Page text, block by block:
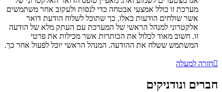
מערכת זו כולל אמצעי אבטחה כדי לנסות ולעקוב אחר משתמשים
אשר שולחים הודעות כאלו, כך שתוכל לשלוח הודעת דואר
אלקטרוני למנהל הראשי של המערכת עם העתק מלא של הודעה
זו. חשוב מאוד לכלול את הכותרות אשר מכילות את פרטי
המשתמש ששלח את ההודעה. המנהל הראשי יוכל לפעול אחר כך.
חזרה למעלה
חברים ונודניקים